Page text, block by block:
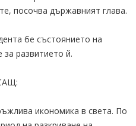
посочва държавният глава.
бе състоянието на
за развитието й.
икономика в света. По